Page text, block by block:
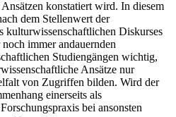
konstatiert wird. In diesem
dem Stellenwert der
kulturwissenschaftlichen Diskurses
immer andauernden
Studiengängen wichtig,
Ansätze nur
von Zugriffen bilden. Wird der
einerseits als
bei ansonsten